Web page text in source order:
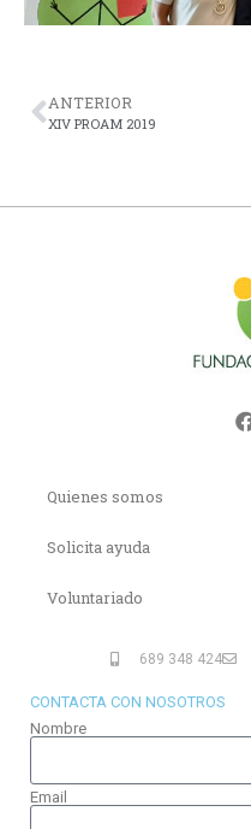
ANTERIOR
XIV PROAM 2019
Quienes somos
Solicita ayuda
Voluntariado
689 348 424
CONTACTA CON NOSOTROS
Nombre
Email